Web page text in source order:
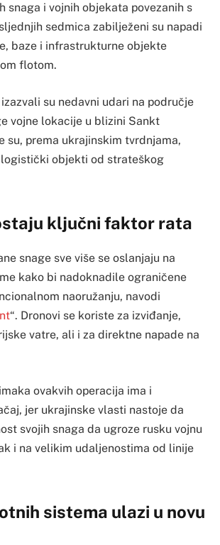
snaga i vojnih objekata povezanih s
sedmica zabilježeni su napadi
baze i infrastrukturne objekte
flotom.
su nedavni udari na područje
vojne lokacije u blizini Sankt
su, prema ukrajinskim tvrdnjama,
logistički objekti od strateškog
ključni faktor rata
snage sve više se oslanjaju na
kako bi nadoknadile ograničene
naoružanju, navodi
“. Dronovi se koriste za izviđanje,
vatre, ali i za direktne napade na
ovakvih operacija ima i
jer ukrajinske vlasti nastoje da
svojih snaga da ugroze rusku vojnu
i na velikim udaljenostima od linije
sistema ulazi u novu